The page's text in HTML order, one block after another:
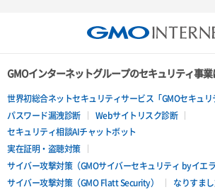
GMOインターネットグループのセキュリティ事
世界初総合ネットセキュリティサービス「GMOセキュリ
パスワード漏洩診断
Webサイトリスク診断
セキュリティ相談AIチャットボット
実在証明・盗聴対策
サイバー攻撃対策（GMOサイバーセキュリティ byイエラ
サイバー攻撃対策（GMO Flatt Security）
なりすま